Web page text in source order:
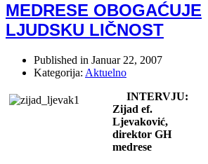
MEDRESE OBOGAĆUJE
LJUDSKU LIČNOST
Published in Januar 22, 2007
Kategorija: Aktuelno
INTERVJU:
Zijad ef.
Ljevaković,
direktor GH
medrese